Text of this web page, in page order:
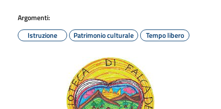
Argomenti:
Istruzione
Patrimonio culturale Tempo libero